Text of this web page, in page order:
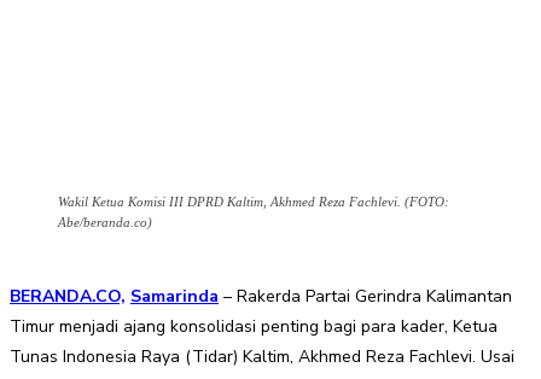
Wakil Ketua Komisi III DPRD Kaltim, Akhmed Reza Fachlevi. (FOTO:
Abe/beranda.co)
BERANDA.CO, Samarinda – Rakerda Partai Gerindra Kalimantan
Timur menjadi ajang konsolidasi penting bagi para kader, Ketua
Tunas Indonesia Raya (Tidar) Kaltim, Akhmed Reza Fachlevi. Usai